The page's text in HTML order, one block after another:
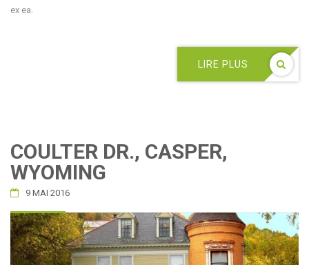
ex ea.
LIRE PLUS
COULTER DR., CASPER,
WYOMING
9 MAI 2016